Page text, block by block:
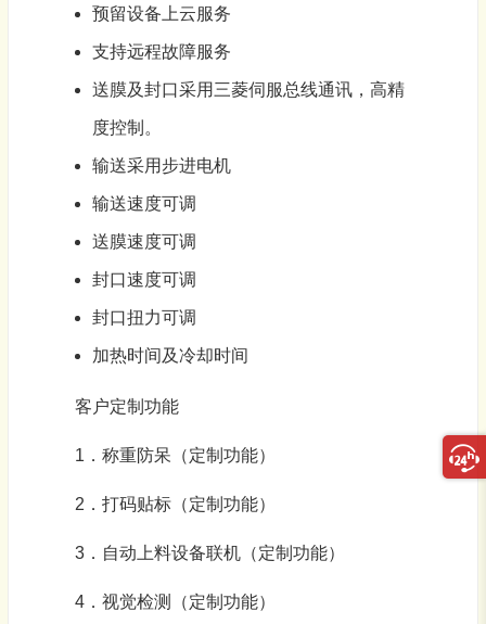
预留设备上云服务
支持远程故障服务
送膜及封口采用三菱伺服总线通讯，高精
度控制。
输送采用步进电机
输送速度可调
送膜速度可调
封口速度可调
封口扭力可调
加热时间及冷却时间
客户定制功能
1．称重防呆（定制功能）
2．打码贴标（定制功能）
3．自动上料设备联机（定制功能）
4．视觉检测（定制功能）